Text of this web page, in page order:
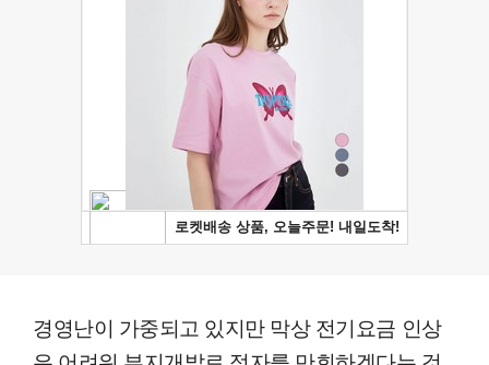
경영난이 가중되고 있지만 막상 전기요금 인상